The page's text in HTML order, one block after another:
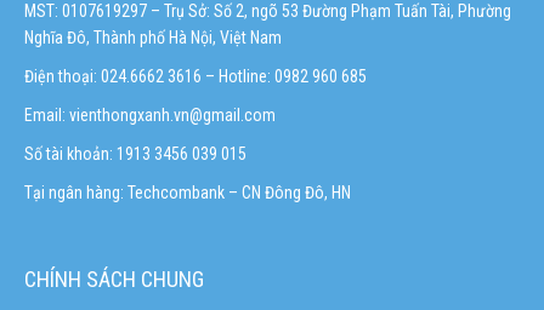
MST: 0107619297 – Trụ Sở: Số 2, ngõ 53 Đường Phạm Tuấn Tài, Phường
Nghĩa Đô, Thành phố Hà Nội, Việt Nam
Điện thoại: 024.6662 3616 – Hotline: 0982 960 685
Email: vienthongxanh.vn@gmail.com
Số tài khoản: 1913 3456 039 015
Tại ngân hàng: Techcombank – CN Đông Đô, HN
CHÍNH SÁCH CHUNG